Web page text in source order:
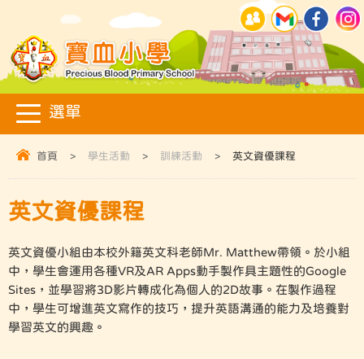
首頁 > 學生活動 > 訓練活動 > 英文資優課程
英文資優課程
英文資優小組由本校外籍英文科老師Mr. Matthew帶領。於小組
中，學生會運用各種VR及AR Apps動手製作具主題性的Google
Sites，並學習將3D影片轉成化為個人的2D故事。在製作過程
中，學生可增進英文寫作的技巧，提升英語溝通的能力及培養對
學習英文的興趣。